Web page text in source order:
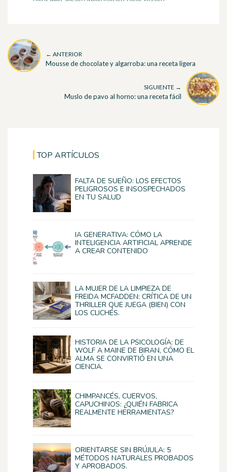
← ANTERIOR
Mousse de chocolate y algarroba: una receta ligera
SIGUIENTE →
Muslo de pavo al horno: una receta fácil
TOP ARTÍCULOS
FALTA DE SUEÑO: LOS EFECTOS
PELIGROSOS E INSOSPECHADOS
EN TU SALUD
IA GENERATIVA: CÓMO LA
INTELIGENCIA ARTIFICIAL APRENDE
A CREAR CONTENIDO
LA MUJER DE LA LIMPIEZA DE
FREIDA MCFADDEN: CRÍTICA DE UN
THRILLER QUE JUEGA (BIEN) CON
LOS CLICHÉS.
HISTORIA DE LA PSICOLOGÍA: DE
WOLF A MAINE DE BIRAN, CÓMO EL
ALMA SE CONVIRTIÓ EN UNA
CIENCIA.
CHIMPANCÉS, CUERVOS,
CAPUCHINOS: ¿QUIÉN FABRICA
REALMENTE HERRAMIENTAS?
ORIENTARSE SIN BRÚJULA: 5
MÉTODOS NATURALES PROBADOS
Y APROBADOS.